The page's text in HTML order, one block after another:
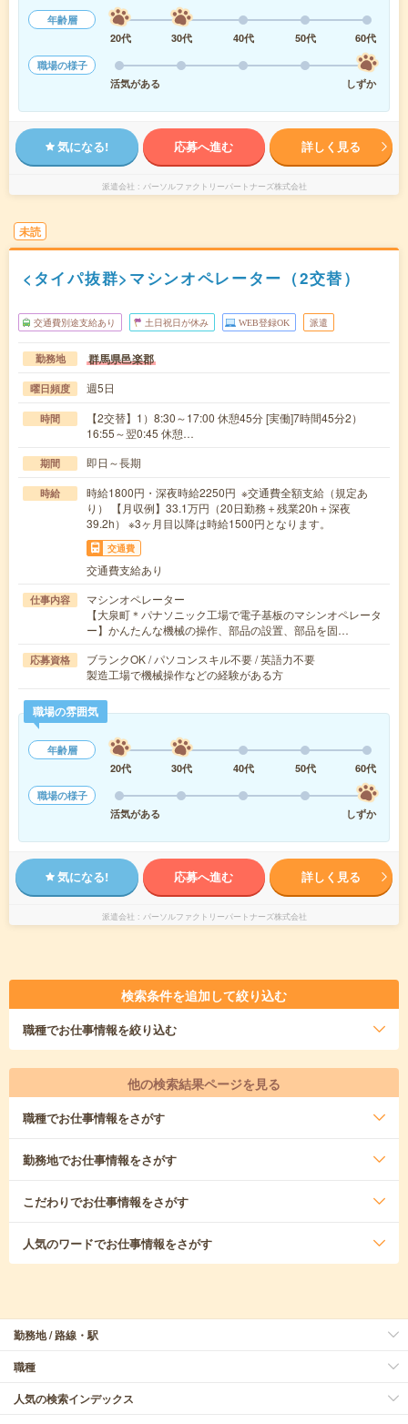
年齢層
20代
30代 40代 50代
60代
職場の様子
活気がある
しずか
気になる! 応募へ進む 詳しく見る
派遣会社 パーソルファクトリーパートナーズ株式会社
未読
<タイパ抜群>マシンオペレーター（2交替）
交通費別途支給あり 土日祝日が休み WEB登録OK 派遣
勤務地 群馬県邑楽郡
曜日頻度 週5日
時間
【2交替】1）8:30～17:00 休憩45分 [実働]7時間45分2）
16:55～翌0:45 休憩…
期間 即日～長期
時給
時給1800円・深夜時給2250円 ※交通費全額支給（規定あ
り） 【月収例】33.1万円（20日勤務＋残業20h＋深夜
39.2h） ※3ヶ月目以降は時給1500円となります。
交通費
交通費支給あり
仕事内容
マシンオペレーター
【大泉町＊パナソニック工場で電子基板のマシンオペレータ
ー】かんたんな機械の操作、部品の設置、部品を固…
応募資格
ブランクOK / パソコンスキル不要 / 英語力不要
製造工場で機械操作などの経験がある方
職場の雰囲気
年齢層
20代
30代 40代 50代
60代
職場の様子
活気がある
しずか
気になる! 応募へ進む 詳しく見る
派遣会社 パーソルファクトリーパートナーズ株式会社
検索条件を追加して絞り込む
職種でお仕事情報を絞り込む
他の検索結果ページを見る
職種でお仕事情報をさがす
勤務地でお仕事情報をさがす
こだわりでお仕事情報をさがす
人気のワードでお仕事情報をさがす
勤務地 / 路線・駅
職種
人気の検索インデックス